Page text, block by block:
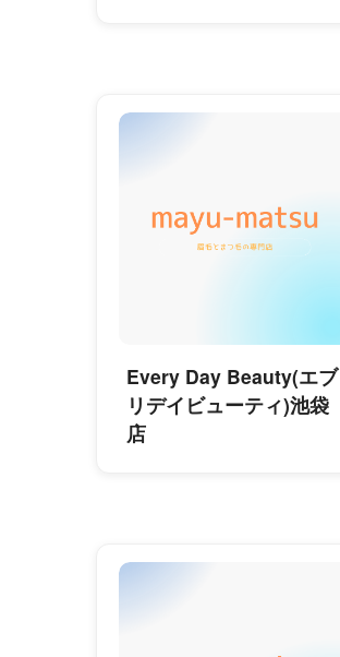
Every Day Beauty(エブ
リデイビューティ)池袋
店